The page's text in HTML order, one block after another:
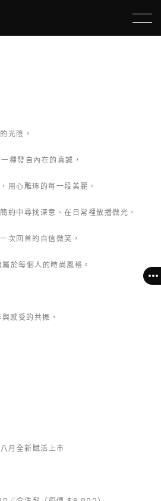
選單
光陰，
種發自內在的真誠，
用心雕琢的每一段美麗。
約中尋找深意、在日常裡散播微光，
次回首的自信微笑，
於每個人的時尚風格。
感受的共振，
月全新賦活上市